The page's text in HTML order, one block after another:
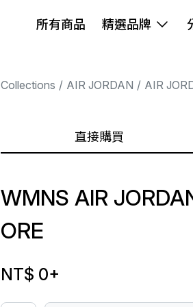
所有商品 精選品牌
Collections AIR JORDAN AIR
直接購買
WMNS AIR
ORE
NT$ 0+